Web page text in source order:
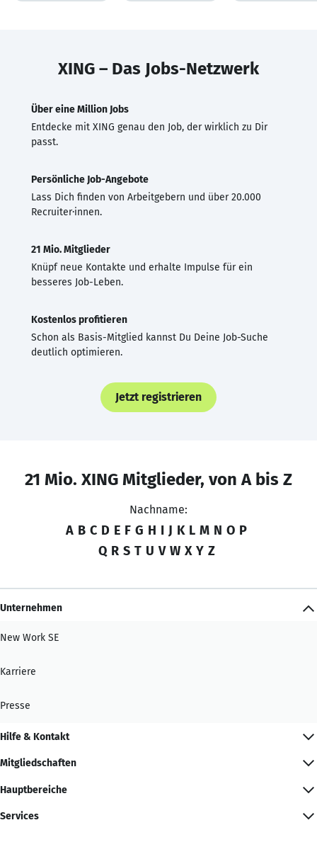
XING – Das Jobs-Netzwerk
Über eine Million Jobs
Entdecke mit XING genau den Job, der wirklich zu Dir
passt.
Persönliche Job-Angebote
Lass Dich finden von Arbeitgebern und über 20.000
Recruiter·innen.
21 Mio. Mitglieder
Knüpf neue Kontakte und erhalte Impulse für ein
besseres Job-Leben.
Kostenlos profitieren
Schon als Basis-Mitglied kannst Du Deine Job-Suche
deutlich optimieren.
Jetzt registrieren
21 Mio. XING Mitglieder, von A bis Z
Nachname:
A B C D E F G H I J K L M N O P
Q R S T U V W X Y Z
Unternehmen
New Work SE
Karriere
Presse
Hilfe & Kontakt
Mitgliedschaften
Hauptbereiche
Services